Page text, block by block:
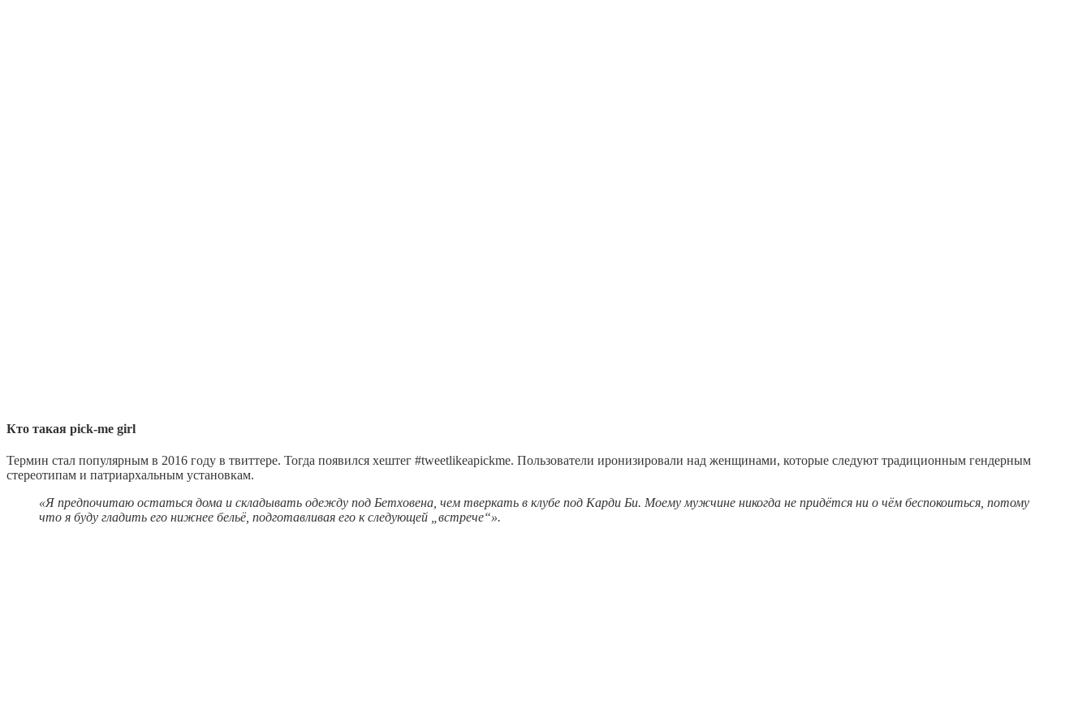
Кто такая pick-me girl
Термин стал популярным в 2016 году в твиттере. Тогда появился хештег #tweetlikeapickme. Пользователи иронизировали над женщинами, которые следуют традиционным гендерным
стереотипам и патриархальным установкам.
«Я предпочитаю остаться дома и складывать одежду под Бетховена, чем тверкать в клубе под Карди Би. Моему мужчине никогда не придётся ни о чём беспокоиться, потому
что я буду гладить его нижнее бельё, подготавливая его к следующей „встрече“».